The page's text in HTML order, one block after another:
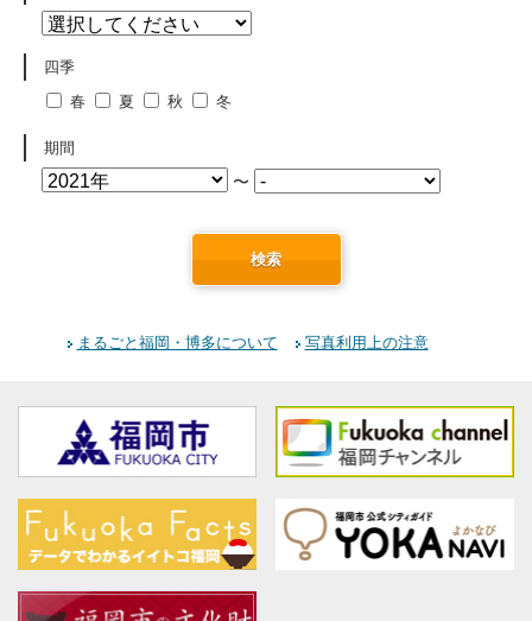
四季
春
夏 秋 冬
期間
〜
検索
まるごと福岡・博多について 写真利用上の注意